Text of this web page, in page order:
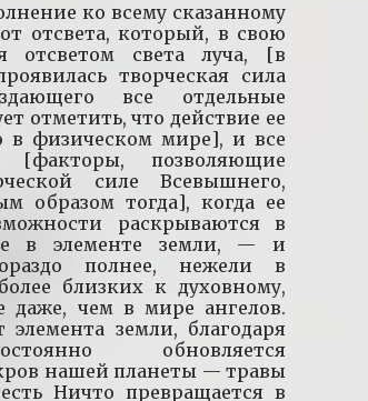
ко всему сказанному
отсвета, который, в свою
отсветом света луча, [в
творческая сила
все отдельные
отметить, что действие ее
в физическом мире], и все
[факторы, позволяющие
силе Всевышнего,
образом тогда], когда ее
раскрываются в
в элементе земли, — и
полнее, нежели в
близких к духовному,
даже, чем в мире ангелов.
земли, благодаря
обновляется
нашей планеты — травы
Ничто превращается в